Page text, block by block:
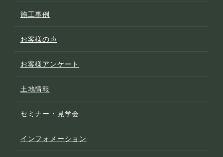
施工事例
お客様の声
お客様アンケート
土地情報
セミナー・見学会
インフォメーション